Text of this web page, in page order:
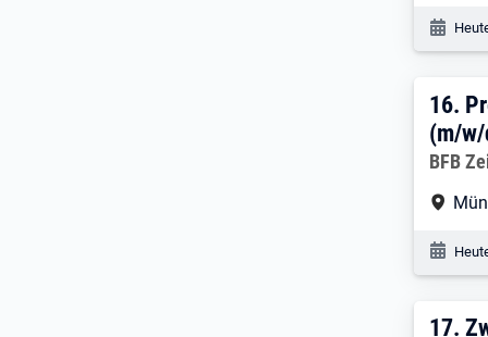
16.
16.
(m/w/
BFB
17.